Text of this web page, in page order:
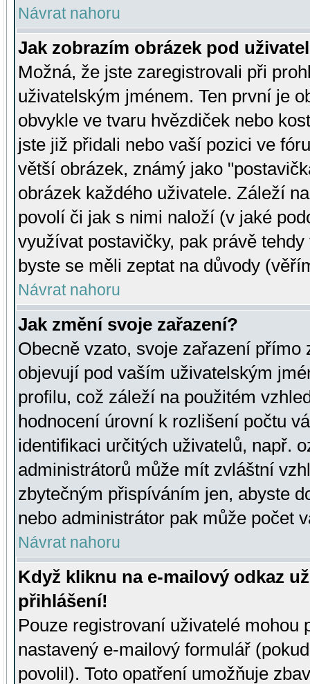
Návrat nahoru
Jak zobrazím obrázek pod
Možná, že jste zaregistrovali při
uživatelským jménem. Ten první je
obvykle ve tvaru hvězdiček nebo
jste již přidali nebo vaší pozici ve
větší obrázek, známý jako
obrázek každého uživatele. Záleží
povolí či jak s nimi naloží (v jaké
využívat postavičky, pak právě
byste se měli zeptat na důvody
Návrat nahoru
Jak změní svoje zařazení?
Obecně vzato, svoje zařazení přímo
objevují pod vaším uživatelským
profilu, což záleží na použitém
hodnocení úrovní k rozlišení počtu
identifikaci určitých uživatelů, např.
administrátorů může mít zvláštní
zbytečným přispíváním jen, abyste
nebo administrátor pak může počet
Návrat nahoru
Když kliknu na e-mailový odkaz
přihlášení!
Pouze registrovaní uživatelé mohou
nastavený e-mailový formulář
povolil). Toto opatření umožňuje